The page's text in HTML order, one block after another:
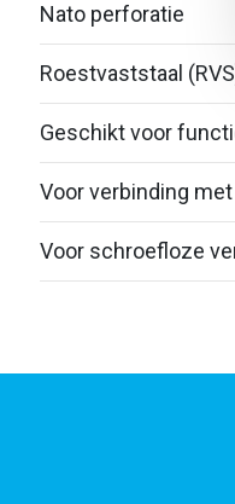
Nato perforatie
Roestvaststaal
Geschikt voor
Voor verbinding
Voor schroefloze